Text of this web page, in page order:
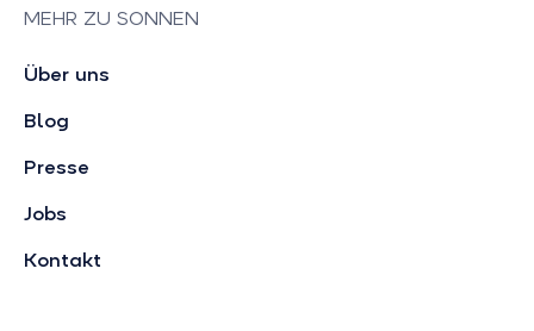
MEHR ZU SONNEN
Über uns
Blog
Presse
Jobs
Kontakt